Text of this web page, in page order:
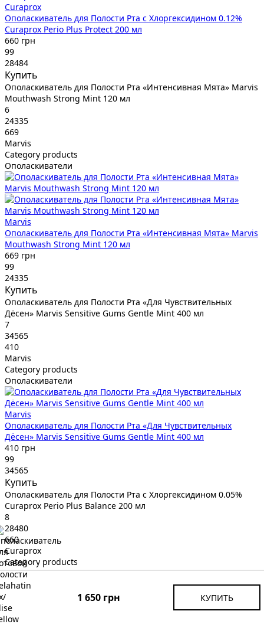
1 650 грн КУПИТЬ
Curaprox
Ополаскиватель для Полости Рта с Хлоргексидином 0.12%
Curaprox Perio Plus Protect 200 мл
660 грн
99
28484
Купить
Ополаскиватель для Полости Рта «Интенсивная Мята» Marvis
Mouthwash Strong Mint 120 мл
6
24335
669
Marvis
Category products
Ополаскиватели
Marvis
Ополаскиватель для Полости Рта «Интенсивная Мята» Marvis
Mouthwash Strong Mint 120 мл
669 грн
99
24335
Купить
Ополаскиватель для Полости Рта «Для Чувствительных
Дёсен» Marvis Sensitive Gums Gentle Mint 400 мл
7
34565
410
Marvis
Category products
Ополаскиватели
Marvis
Ополаскиватель для Полости Рта «Для Чувствительных
Дёсен» Marvis Sensitive Gums Gentle Mint 400 мл
410 грн
99
34565
Купить
Ополаскиватель для Полости Рта с Хлоргексидином 0.05%
Curaprox Perio Plus Balance 200 мл
8
28480
660
Curaprox
Category products
Ополаскиватели